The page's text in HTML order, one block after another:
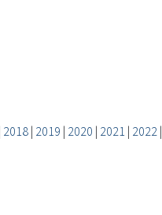
2018| 2019 | 2020 | 2021 | 2022|